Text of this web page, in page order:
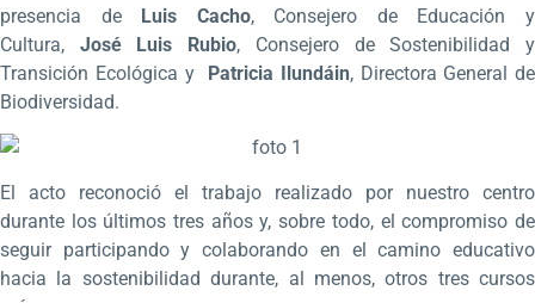
presencia de Luis Cacho, Consejero de Educación y
Cultura, José Luis Rubio, Consejero de Sostenibilidad y
Transición Ecológica y Patricia Ilundáin, Directora General de
Biodiversidad.
El acto reconoció el trabajo realizado por nuestro centro
durante los últimos tres años y, sobre todo, el compromiso de
seguir participando y colaborando en el camino educativo
hacia la sostenibilidad durante, al menos, otros tres cursos